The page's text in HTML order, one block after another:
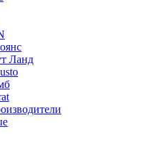
Ланд